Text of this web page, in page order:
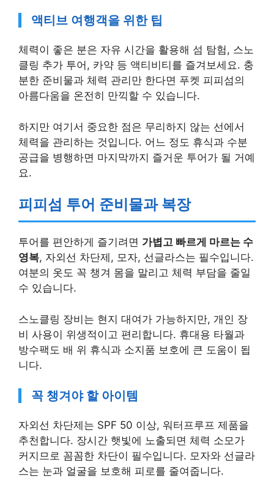
액티브 여행객을 위한 팁
체력이 좋은 분은 자유 시간을 활용해 섬 탐험, 스노
클링 추가 투어, 카약 등 액티비티를 즐겨보세요. 충
분한 준비물과 체력 관리만 한다면 푸켓 피피섬의
아름다움을 온전히 만끽할 수 있습니다.
하지만 여기서 중요한 점은 무리하지 않는 선에서
체력을 관리하는 것입니다. 어느 정도 휴식과 수분
공급을 병행하면 마지막까지 즐거운 투어가 될 거예
요.
피피섬 투어 준비물과 복장
투어를 편안하게 즐기려면 가볍고 빠르게 마르는 수
영복, 자외선 차단제, 모자, 선글라스는 필수입니다.
여분의 옷도 꼭 챙겨 몸을 말리고 체력 부담을 줄일
수 있습니다.
스노클링 장비는 현지 대여가 가능하지만, 개인 장
비 사용이 위생적이고 편리합니다. 휴대용 타월과
방수팩도 배 위 휴식과 소지품 보호에 큰 도움이 됩
니다.
꼭 챙겨야 할 아이템
자외선 차단제는 SPF 50 이상, 워터프루프 제품을
추천합니다. 장시간 햇빛에 노출되면 체력 소모가
커지므로 꼼꼼한 차단이 필수입니다. 모자와 선글라
스는 눈과 얼굴을 보호해 피로를 줄여줍니다.